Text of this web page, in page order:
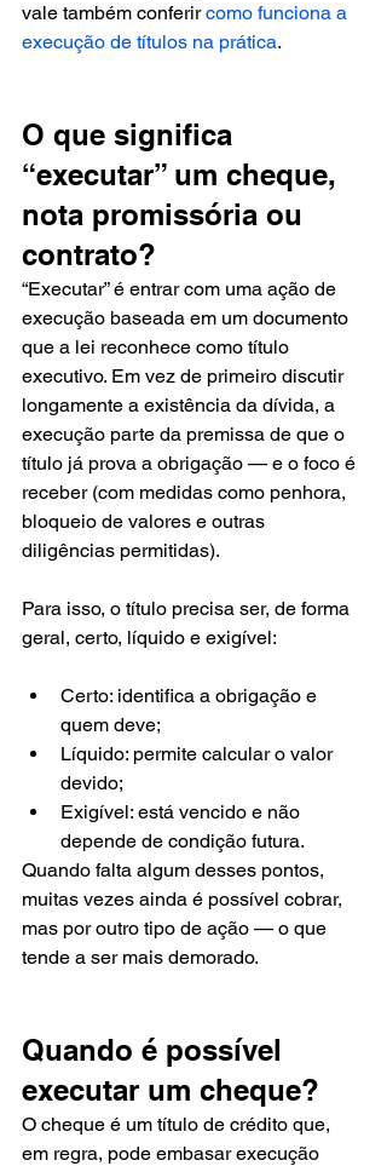
vale também conferir como funciona a
execução de títulos na prática.
O que significa
“executar” um cheque,
nota promissória ou
contrato?
“Executar” é entrar com uma ação de
execução baseada em um documento
que a lei reconhece como título
executivo. Em vez de primeiro discutir
longamente a existência da dívida, a
execução parte da premissa de que o
título já prova a obrigação — e o foco é
receber (com medidas como penhora,
bloqueio de valores e outras
diligências permitidas).
Para isso, o título precisa ser, de forma
geral, certo, líquido e exigível:
Certo: identifica a obrigação e
quem deve;
Líquido: permite calcular o valor
devido;
Exigível: está vencido e não
depende de condição futura.
Quando falta algum desses pontos,
muitas vezes ainda é possível cobrar,
mas por outro tipo de ação — o que
tende a ser mais demorado.
Quando é possível
executar um cheque?
O cheque é um título de crédito que,
em regra, pode embasar execução